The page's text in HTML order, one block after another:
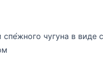
спе́жного чугуна в виде